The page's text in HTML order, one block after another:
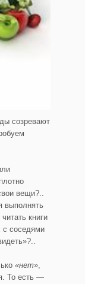
созревают
вещи?..
выполнять
книги
с соседями
«нет»,
То есть —